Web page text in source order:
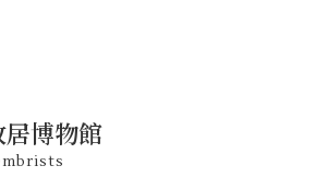
博物館